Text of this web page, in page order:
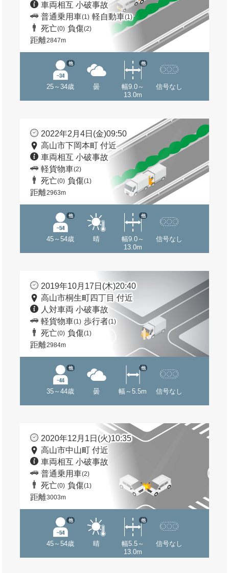
車両相互 小破事故
普通乗用車(1) 軽自動車(1)
死亡(0) 負傷(2)
距離2847m
25～34歳
他
曇
幅9.0～
13.0m
他
信号なし
2022年2月4日(金)09:50
高山市下岡本町 付近
車両相互 小破事故
軽貨物車(2)
死亡(0) 負傷(1)
距離2963m
45～54歳
他
晴
幅9.0～
13.0m
他
信号なし
2019年10月17日(木)20:40
高山市桐生町四丁目 付近
人対車両 小破事故
軽貨物車(1) 歩行者(1)
死亡(0) 負傷(1)
距離2984m
35～44歳
他
曇 幅～5.5m
他
信号なし
2020年12月1日(火)10:35
高山市中山町 付近
車両相互 小破事故
普通乗用車(2)
死亡(0) 負傷(1)
距離3003m
45～54歳
他
晴
幅5.5～
13.0m
他
信号なし